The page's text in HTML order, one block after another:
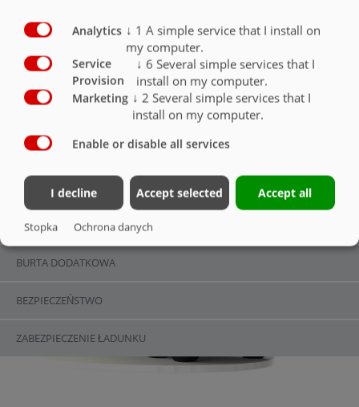
PRZEGLĄD
PODWOZIE
OGUMIENIE
BURTA DODATKOWA
BEZPIECZEŃSTWO
ZABEZPIECZENIE ŁADUNKU
NACZEPA ZSUNIĘTA ASS 288
GREENTEC
Analytics ↓ 1 A simple service that I install on
my computer.
Service
Provision
↓ 6 Several simple services that I
install on my computer.
Marketing ↓ 2 Several simple services that I
install on my computer.
Enable or disable all services
I decline Accept selected Accept all
Stopka Ochrona danych